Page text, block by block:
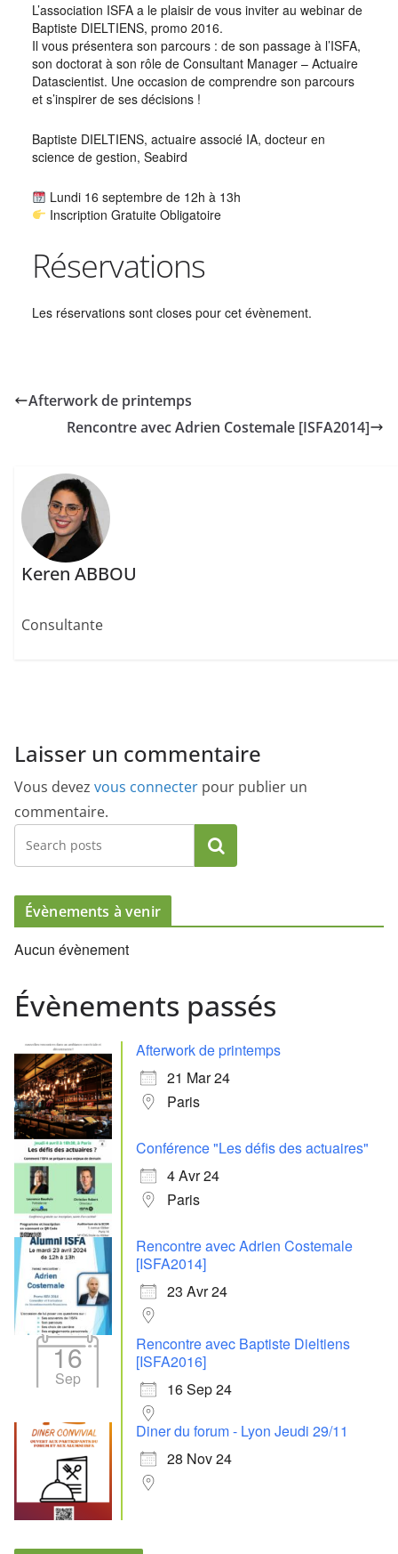
L’association ISFA a le plaisir de vous inviter au webinar de
Baptiste DIELTIENS, promo 2016.
Il vous présentera son parcours : de son passage à l’ISFA,
son doctorat à son rôle de Consultant Manager – Actuaire
Datascientist. Une occasion de comprendre son parcours
et s’inspirer de ses décisions !
Baptiste DIELTIENS, actuaire associé IA, docteur en
science de gestion, Seabird
Lundi 16 septembre de 12h à 13h
Inscription Gratuite Obligatoire
Réservations
Les réservations sont closes pour cet évènement.
Afterwork de printemps
Rencontre avec Adrien Costemale [ISFA2014]
Keren ABBOU
Consultante
Laisser un commentaire
Vous devez vous connecter pour publier un
commentaire.
Rechercher
Évènements à venir
Aucun évènement
Évènements passés
Afterwork de printemps
21 Mar 24
Paris
Conférence "Les défis des actuaires"
4 Avr 24
Paris
Rencontre avec Adrien Costemale
[ISFA2014]
23 Avr 24
16
Sep
Rencontre avec Baptiste Dieltiens
[ISFA2016]
16 Sep 24
Diner du forum - Lyon Jeudi 29/11
28 Nov 24